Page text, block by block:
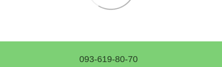
093-619-80-70